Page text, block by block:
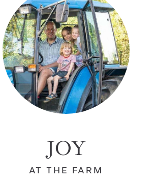
JOY
AT THE FARM